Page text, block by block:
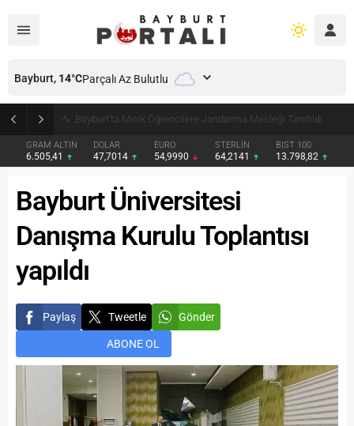
Bayburt’ta Minik Öğrencilere Jandarma Mesleği Tanıtıldı
GRAM ALTIN
6.505,41
DOLAR
47,7014
EURO
54,9990
STERLİN
64,2141
BIST 100
13.798,82
Bayburt, 14°CParçalı Az Bulutlu
Bayburt Üniversitesi
Danışma Kurulu Toplantısı
yapıldı
Paylaş Tweetle Gönder
ABONE OL